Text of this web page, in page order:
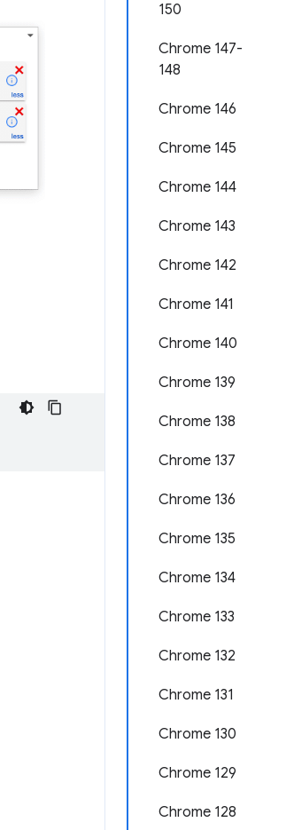
150
Chrome 147-
148
Chrome 146
Chrome 145
Chrome 144
Chrome 143
Chrome 142
Chrome 141
Chrome 140
Chrome 139
Chrome 138
Chrome 137
Chrome 136
Chrome 135
Chrome 134
Chrome 133
Chrome 132
Chrome 131
Chrome 130
Chrome 129
Chrome 128